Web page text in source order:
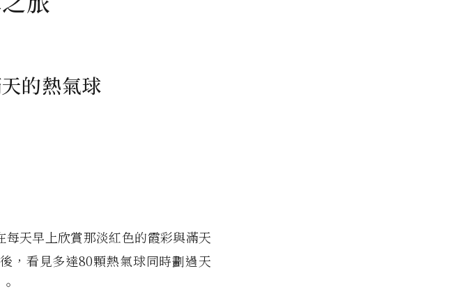
的熱氣球
每天早上欣賞那淡紅色的霞彩與滿天
，看見多達80顆熱氣球同時劃過天